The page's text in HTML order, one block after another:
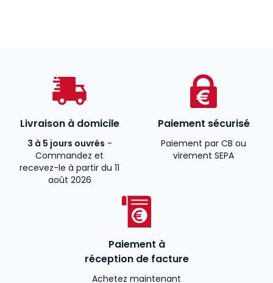
Livraison à domicile
3 à 5 jours ouvrés -
Commandez et
recevez-le à partir du 11
août 2026
Paiement sécurisé
Paiement par CB ou
virement SEPA
Paiement à
réception de facture
Achetez maintenant